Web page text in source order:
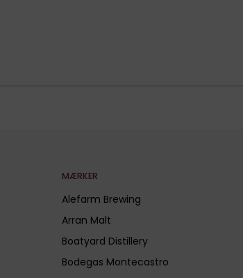
MÆRKER
Alefarm Brewing
Arran Malt
Boatyard Distillery
Bodegas Montecastro